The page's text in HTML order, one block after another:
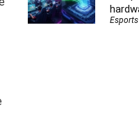
Esports